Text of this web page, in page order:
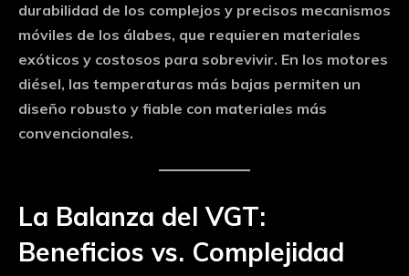
durabilidad de los complejos y precisos mecanismos
móviles de los álabes, que requieren materiales
exóticos y costosos para sobrevivir. En los motores
diésel, las temperaturas más bajas permiten un
diseño robusto y fiable con materiales más
convencionales.
La Balanza del VGT:
Beneficios vs. Complejidad